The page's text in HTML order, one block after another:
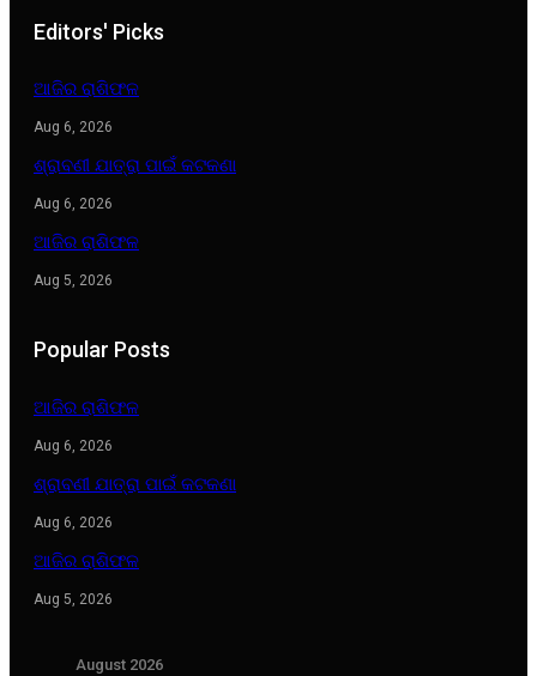
Editors' Picks
ଆଜିର ରାଶିଫଳ
Aug 6, 2026
ଶ୍ରାବଣୀ ଯାତ୍ରା ପାଇଁ କଟକଣା
Aug 6, 2026
ଆଜିର ରାଶିଫଳ
Aug 5, 2026
Popular Posts
ଆଜିର ରାଶିଫଳ
Aug 6, 2026
ଶ୍ରାବଣୀ ଯାତ୍ରା ପାଇଁ କଟକଣା
Aug 6, 2026
ଆଜିର ରାଶିଫଳ
Aug 5, 2026
August 2026